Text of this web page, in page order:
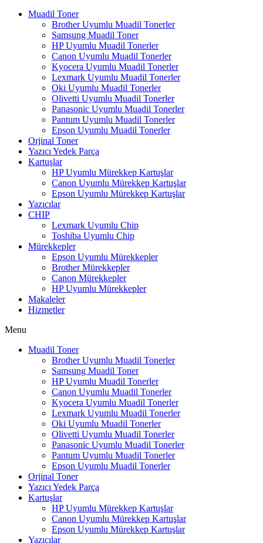
Muadil Toner
Brother Uyumlu Muadil Tonerler
Samsung Muadil Toner
HP Uyumlu Muadil Tonerler
Canon Uyumlu Muadil Tonerler
Kyocera Uyumlu Muadil Tonerler
Lexmark Uyumlu Muadil Tonerler
Oki Uyumlu Muadil Tonerler
Olivetti Uyumlu Muadil Tonerler
Panasonic Uyumlu Muadil Tonerler
Pantum Uyumlu Muadil Tonerler
Epson Uyumlu Muadil Tonerler
Orjinal Toner
Yazıcı Yedek Parça
Kartuşlar
HP Uyumlu Mürekkep Kartuşlar
Canon Uyumlu Mürekkep Kartuşlar
Epson Uyumlu Mürekkep Kartuşlar
Yazıcılar
CHIP
Lexmark Uyumlu Chip
Toshiba Uyumlu Chip
Mürekkepler
Epson Uyumlu Mürekkepler
Brother Mürekkepler
Canon Mürekkepler
HP Uyumlu Mürekkepler
Makaleler
Hizmetler
Menu
Muadil Toner
Brother Uyumlu Muadil Tonerler
Samsung Muadil Toner
HP Uyumlu Muadil Tonerler
Canon Uyumlu Muadil Tonerler
Kyocera Uyumlu Muadil Tonerler
Lexmark Uyumlu Muadil Tonerler
Oki Uyumlu Muadil Tonerler
Olivetti Uyumlu Muadil Tonerler
Panasonic Uyumlu Muadil Tonerler
Pantum Uyumlu Muadil Tonerler
Epson Uyumlu Muadil Tonerler
Orjinal Toner
Yazıcı Yedek Parça
Kartuşlar
HP Uyumlu Mürekkep Kartuşlar
Canon Uyumlu Mürekkep Kartuşlar
Epson Uyumlu Mürekkep Kartuşlar
Yazıcılar